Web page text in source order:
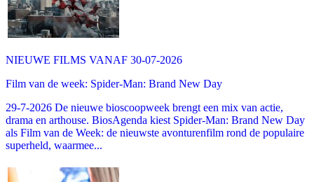
NIEUWE FILMS VANAF 30-07-2026
Film van de week: Spider-Man: Brand New Day
29-7-2026 De nieuwe bioscoopweek brengt een mix van actie,
drama en arthouse. BiosAgenda kiest Spider-Man: Brand New Day
als Film van de Week: de nieuwste avonturenfilm rond de populaire
superheld, waarmee...